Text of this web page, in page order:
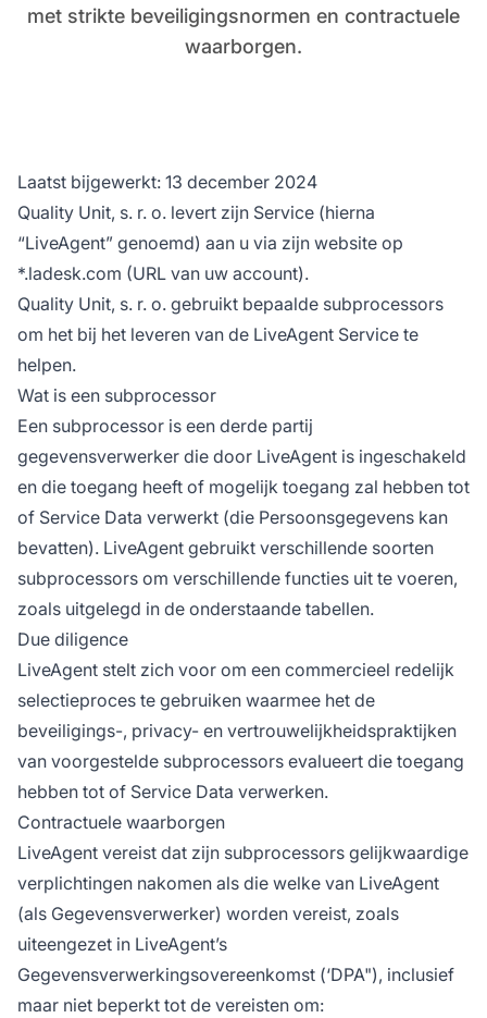
met strikte beveiligingsnormen en contractuele
waarborgen.
Laatst bijgewerkt: 13 december 2024
Quality Unit, s. r. o. levert zijn Service (hierna
“LiveAgent” genoemd) aan u via zijn website op
*.ladesk.com (URL van uw account).
Quality Unit, s. r. o. gebruikt bepaalde subprocessors
om het bij het leveren van de LiveAgent Service te
helpen.
Wat is een subprocessor
Een subprocessor is een derde partij
gegevensverwerker die door LiveAgent is ingeschakeld
en die toegang heeft of mogelijk toegang zal hebben tot
of Service Data verwerkt (die Persoonsgegevens kan
bevatten). LiveAgent gebruikt verschillende soorten
subprocessors om verschillende functies uit te voeren,
zoals uitgelegd in de onderstaande tabellen.
Due diligence
LiveAgent stelt zich voor om een commercieel redelijk
selectieproces te gebruiken waarmee het de
beveiligings-, privacy- en vertrouwelijkheidspraktijken
van voorgestelde subprocessors evalueert die toegang
hebben tot of Service Data verwerken.
Contractuele waarborgen
LiveAgent vereist dat zijn subprocessors gelijkwaardige
verplichtingen nakomen als die welke van LiveAgent
(als Gegevensverwerker) worden vereist, zoals
uiteengezet in LiveAgent’s
Gegevensverwerkingsovereenkomst (‘DPA"), inclusief
maar niet beperkt tot de vereisten om: